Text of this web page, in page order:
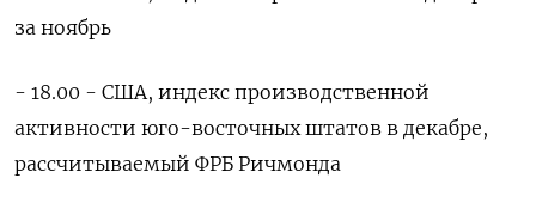
за ноябрь
- 18.00 - США, индекс производственной
активности юго-восточных штатов в декабре,
‌рассчитываемый ФРБ Ричмонда